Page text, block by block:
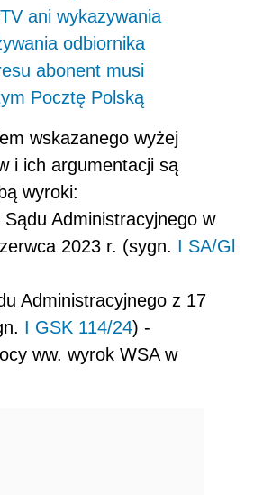
ani wykazywania
odbiornika
abonent musi
Pocztę Polską
wskazanego wyżej
i ich argumentacji są
wyroki:
Administracyjnego w
2023 r. (sygn. I SA/Gl
Administracyjnego z 17
I GSK 114/24) -
ww. wyrok WSA w